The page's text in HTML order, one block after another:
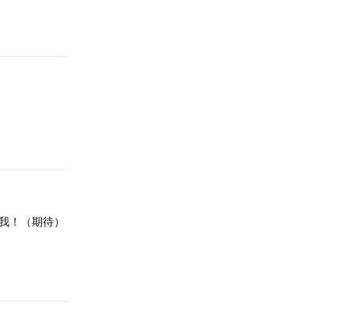
（期待）